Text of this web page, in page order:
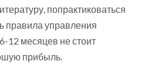
попрактиковаться
правила управления
12 месяцев не стоит
прибыль.